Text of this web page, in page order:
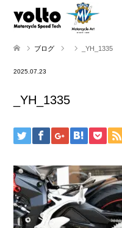
ブログ _YH_1335
2025.07.23
_YH_1335